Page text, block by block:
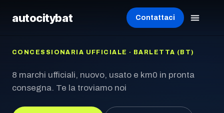
autocitybat Contattaci
CONCESSIONARIA UFFICIALE · BARLETTA (BT)
8 marchi ufficiali, nuovo, usato e km0 in pronta
consegna. Te la troviamo noi